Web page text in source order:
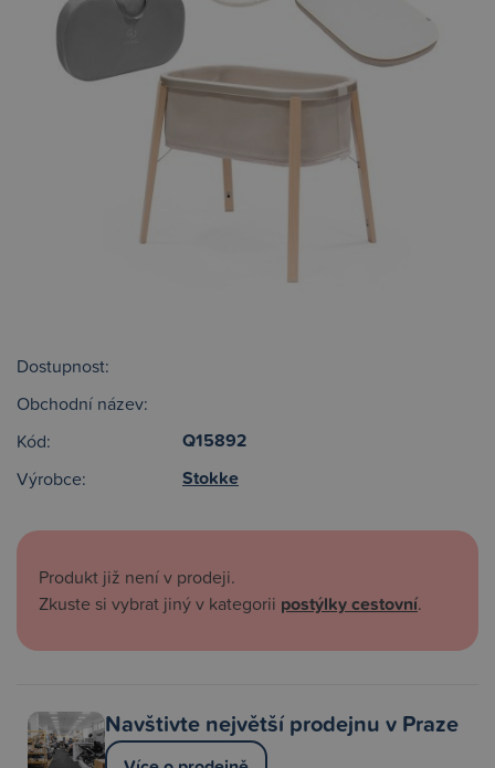
Dostupnost:
Obchodní název:
Kód:
Q15892
Výrobce: Stokke
Produkt již není v prodeji.
Zkuste si vybrat jiný v kategorii postýlky cestovní.
Navštivte největší prodejnu v Praze